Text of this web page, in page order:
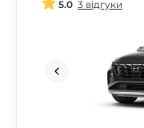
5.0 3 відгуки